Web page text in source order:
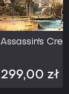
Assassin's
299,00 zł